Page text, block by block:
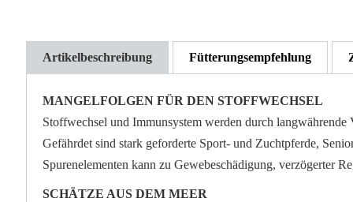
Artikelbeschreibung
MANGELFOLGEN FÜR DEN STOFFWECHSEL
Stoffwechsel und Immunsystem werden durch
Gefährdet sind stark geforderte Sport- und Zuchtpferde,
Spurenelementen kann zu Gewebeschädigung, verzögerter
SCHÄTZE AUS DEM MEER
Fütterungsempfehlung